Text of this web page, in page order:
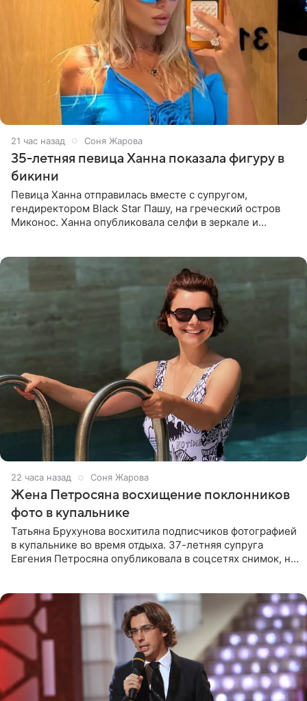
21 час назад Соня Жарова
35-летняя певица Ханна показала фигуру в
бикини
Певица Ханна отправилась вместе с супругом,
гендиректором Black Star Пашу, на греческий остров
Миконос. Ханна опубликовала селфи в зеркале и
22 часа назад Соня Жарова
Жена Петросяна восхищение поклонников
фото в купальнике
Татьяна Брухунова восхитила подписчиков фотографией
в купальнике во время отдыха. 37-летняя супруга
Евгения Петросяна опубликовала в соцсетях снимок, на